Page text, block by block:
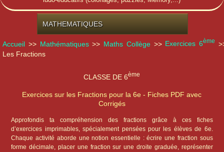
MATHEMATIQUES
Accueil >> Mathématiques>> Maths Collège>> Exercices 6ème
Les Fractions
CLASSE DE 6ème
Exercices sur les Fractions pour la 6e - Fiches PDF avec
Corrigés
Approfondis ta compréhension des fractions grâce à ces fiches
d’exercices imprimables, spécialement pensées pour les élèves de 6e.
Chaque activité aborde une notion essentielle : écrire une fraction sous
forme décimale, placer une fraction sur une droite graduée, représenter